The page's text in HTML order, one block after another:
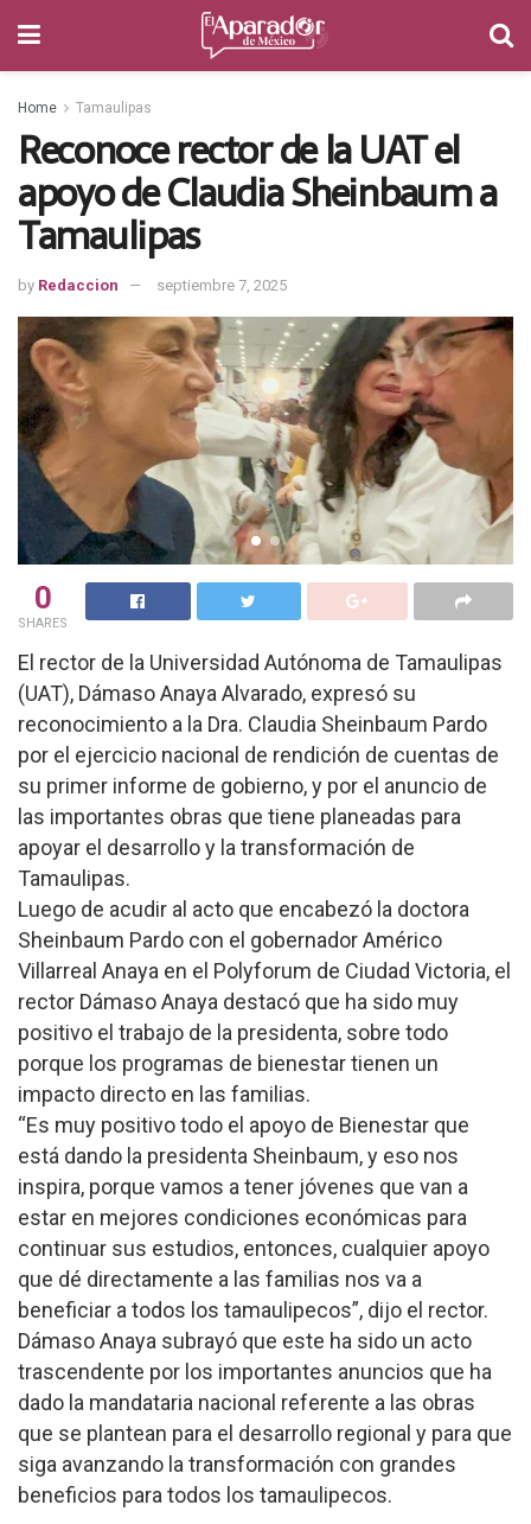
Home Tamaulipas
Reconoce rector de la UAT el
apoyo de Claudia Sheinbaum a
Tamaulipas
by Redaccion septiembre 7, 2025
0
SHARES
El rector de la Universidad Autónoma de Tamaulipas
(UAT), Dámaso Anaya Alvarado, expresó su
reconocimiento a la Dra. Claudia Sheinbaum Pardo
por el ejercicio nacional de rendición de cuentas de
su primer informe de gobierno, y por el anuncio de
las importantes obras que tiene planeadas para
apoyar el desarrollo y la transformación de
Tamaulipas.
Luego de acudir al acto que encabezó la doctora
Sheinbaum Pardo con el gobernador Américo
Villarreal Anaya en el Polyforum de Ciudad Victoria, el
rector Dámaso Anaya destacó que ha sido muy
positivo el trabajo de la presidenta, sobre todo
porque los programas de bienestar tienen un
impacto directo en las familias.
“Es muy positivo todo el apoyo de Bienestar que
está dando la presidenta Sheinbaum, y eso nos
inspira, porque vamos a tener jóvenes que van a
estar en mejores condiciones económicas para
continuar sus estudios, entonces, cualquier apoyo
que dé directamente a las familias nos va a
beneficiar a todos los tamaulipecos”, dijo el rector.
Dámaso Anaya subrayó que este ha sido un acto
trascendente por los importantes anuncios que ha
dado la mandataria nacional referente a las obras
que se plantean para el desarrollo regional y para que
siga avanzando la transformación con grandes
beneficios para todos los tamaulipecos.